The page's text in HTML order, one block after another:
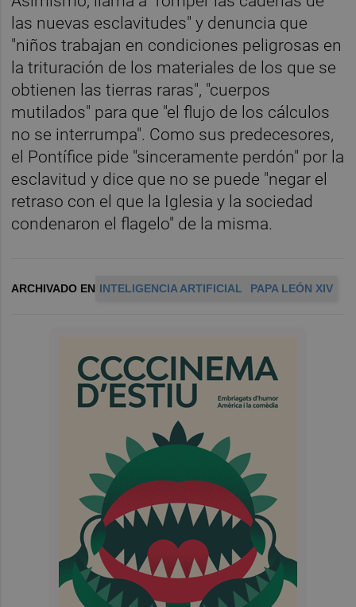
las nuevas esclavitudes" y denuncia que
"niños trabajan en condiciones peligrosas en
la trituración de los materiales de los que se
obtienen las tierras raras", "cuerpos
mutilados" para que "el flujo de los cálculos
no se interrumpa". Como sus predecesores,
el Pontífice pide "sinceramente perdón" por la
esclavitud y dice que no se puede "negar el
retraso con el que la Iglesia y la sociedad
condenaron el flagelo" de la misma.
ARCHIVADO EN INTELIGENCIA ARTIFICIAL PAPA LEÓN XIV